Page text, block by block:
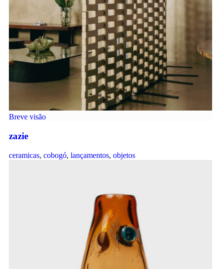
Breve visão
zazie
ceramicas, cobogó, lançamentos, objetos